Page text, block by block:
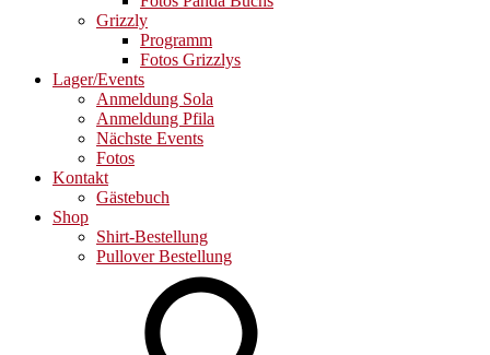
Grizzly
Programm
Fotos Grizzlys
Lager/Events
Anmeldung Sola
Anmeldung Pfila
Nächste Events
Fotos
Kontakt
Gästebuch
Shop
Shirt-Bestellung
Pullover Bestellung